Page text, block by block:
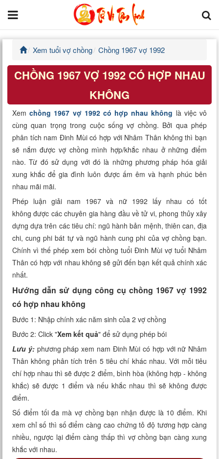
Trang chủ
Tử Vi Đẩu Số
Tử Vi 12 Con Giáp
Phong thủy
Kinh Dịch
Văn Hoa Tâm linh
Xem ngày
Xem tuổi
Xem bói
Tướng số
Cung hoàng đạo
Xem tuổi vợ chồng Chồng 1967 vợ 1992
CHỒNG 1967 VỢ 1992 CÓ HỢP NHAU
KHÔNG
Xem chồng 1967 vợ 1992 có hợp nhau không là việc vô
cùng quan trọng trong cuộc sống vợ chồng. Bởi qua phép
phân tích nam Đinh Mùi có hợp với Nhâm Thân không thì bạn
sẽ nắm được vợ chồng mình hợp/khắc nhau ở những điểm
nào. Từ đó sử dụng với đó là những phương pháp hóa giải
xung khắc để gia đình luôn được ấm êm và hạnh phúc bên
nhau mãi mãi.
Phép luận giải nam 1967 và nữ 1992 lấy nhau có tốt
không được các chuyên gia hàng đầu về tử vi, phong thủy xây
dựng dựa trên các tiêu chí: ngũ hành bản mệnh, thiên can, địa
chi, cung phi bát tự và ngũ hành cung phi của vợ chồng bạn.
Chính vì thế phép xem bói chồng tuổi Đinh Mùi vợ tuổi Nhâm
Thân có hợp với nhau không sẽ gửi đến bạn kết quả chính xác
nhất.
Hướng dẫn sử dụng công cụ chồng 1967 vợ 1992
có hợp nhau không
Bước 1: Nhập chính xác năm sinh của 2 vợ chồng
Bước 2: Click "Xem kết quả" để sử dụng phép bói
Lưu ý:phương pháp xem nam Đinh Mùi có hợp với nữ Nhâm
Thân không phân tích trên 5 tiêu chí khác nhau. Với mỗi tiêu
chí hợp nhau thì sẽ được 2 điểm, bình hòa (không hợp - không
khắc) sẽ được 1 điểm và nếu khắc nhau thì sẽ không được
điểm.
Số điểm tối đa mà vợ chồng bạn nhận được là 10 điểm. Khi
xem chỉ số thì số điểm càng cao chứng tỏ độ tương hợp càng
nhiều, ngược lại điểm càng thấp thì vợ chồng bạn càng xung
khắc với nhau.